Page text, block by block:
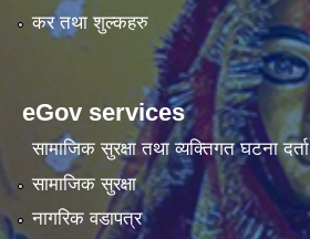
कर तथा शुल्कहरु
eGov services
सामाजिक सुरक्षा तथा व्यक्तिगत घटना दर्ता
सामाजिक सुरक्षा
नागरिक वडापत्र